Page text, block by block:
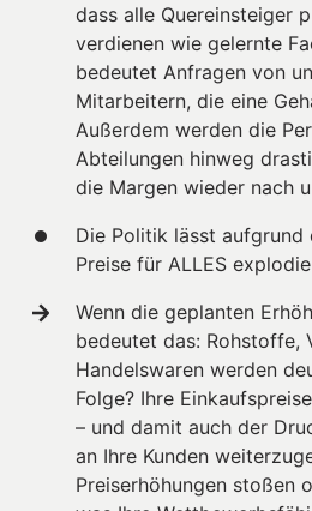
dass alle Quereinsteiger
verdienen wie gelernte
bedeutet Anfragen von
Mitarbeitern, die eine
Außerdem werden die
Abteilungen hinweg
die Margen wieder nach
Die Politik lässt aufgrund
Preise für ALLES
Wenn die geplanten
bedeutet das: Rohstoffe,
Handelswaren werden
Folge? Ihre
– und damit auch der
an Ihre Kunden
Preiserhöhungen stoßen